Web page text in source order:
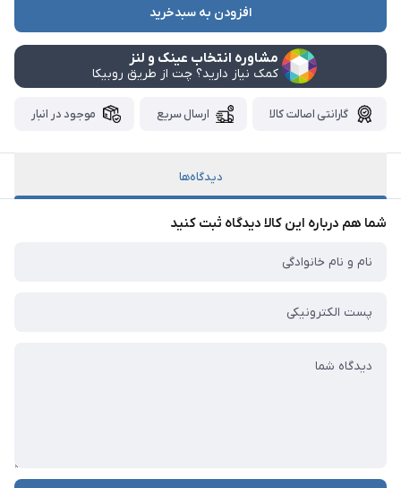
افزودن به سبدخرید
مشاوره انتخاب عینک و لنز
کمک نیاز دارید؟ چت از طریق روبیکا
گارانتی اصالت کالا ارسال سریع موجود در انبار
دیدگاه‌ها
شما هم درباره این کالا دیدگاه ثبت کنید